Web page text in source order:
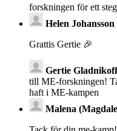
forskningen för ett
Helen Johansson
Grattis Gertie 🎉
Gertie
till ME-forskningen!
haft i ME-kampen
Malena